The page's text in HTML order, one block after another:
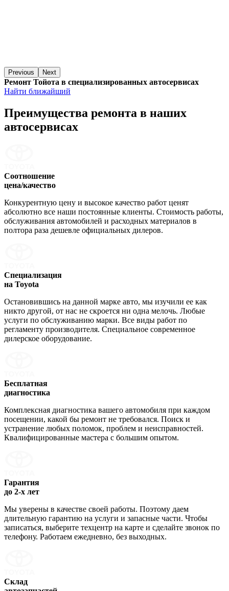
Previous Next
Ремонт Тойота в специализированных автосервисах
Найти ближайший
Преимущества ремонта в наших
автосервисах
Соотношение
цена/качество
Конкурентную цену и высокое качество работ ценят
абсолютно все наши постоянные клиенты. Стоимость работы,
обслуживания автомобилей и расходных материалов в
полтора раза дешевле официальных дилеров.
Специализация
на Toyota
Остановившись на данной марке авто, мы изучили ее как
никто другой, от нас не скроется ни одна мелочь. Любые
услуги по обслуживанию марки. Все виды работ по
регламенту производителя. Специальное современное
дилерское оборудование.
Бесплатная
диагностика
Комплексная диагностика вашего автомобиля при каждом
посещении, какой бы ремонт не требовался. Поиск и
устранение любых поломок, проблем и неисправностей.
Квалифицированные мастера с большим опытом.
Гарантия
до 2-х лет
Мы уверены в качестве своей работы. Поэтому даем
длительную гарантию на услуги и запасные части. Чтобы
записаться, выберите техцентр на карте и сделайте звонок по
телефону. Работаем ежедневно, без выходных.
Склад